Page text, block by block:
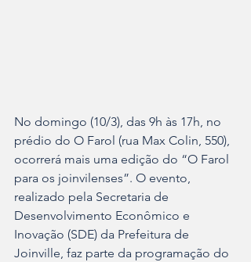
No domingo (10/3), das 9h às 17h, no
prédio do O Farol (rua Max Colin, 550),
ocorrerá mais uma edição do “O Farol
para os joinvilenses”. O evento,
realizado pela Secretaria de
Desenvolvimento Econômico e
Inovação (SDE) da Prefeitura de
Joinville, faz parte da programação do